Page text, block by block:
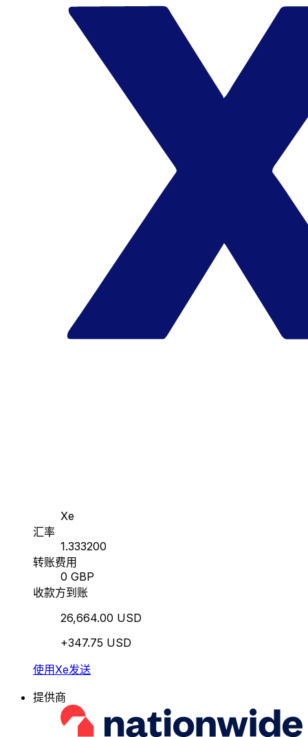
Xe
汇率
1.333200
转账费用
0 GBP
收款方到账
26,664.00 USD
+347.75 USD
使用Xe发送
提供商